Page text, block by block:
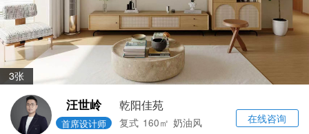
3张
汪世岭
首席设计师
乾阳佳苑
复式 160㎡ 奶油风 在线咨询